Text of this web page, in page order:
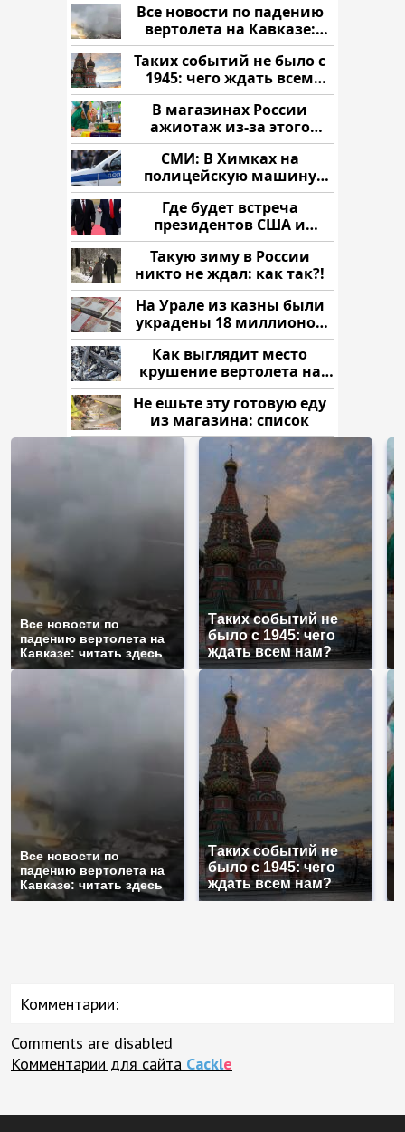
Все новости по падению
вертолета на Кавказе:
читать здесь
Таких событий не было с
1945: чего ждать всем
нам?
В магазинах России
ажиотаж из-за этого
продукта: что купить?
СМИ: В Химках на
полицейскую машину
напали и подожгли.
Где будет встреча
президентов США и
России: Европа?
Такую зиму в России
никто не ждал: как так?!
На Урале из казны были
украдены 18 миллионов
рублей
Как выглядит место
крушение вертолета на
Кавказе: смотреть
Не ешьте эту готовую еду
из магазина: список
Все новости по
падению вертолета на
Кавказе: читать здесь
Таких событий не
было с 1945: чего
ждать всем нам?
Все новости по
падению вертолета на
Кавказе: читать здесь
Таких событий не
было с 1945: чего
ждать всем нам?
Комментарии:
Comments are disabled
Комментарии для сайта Cackle